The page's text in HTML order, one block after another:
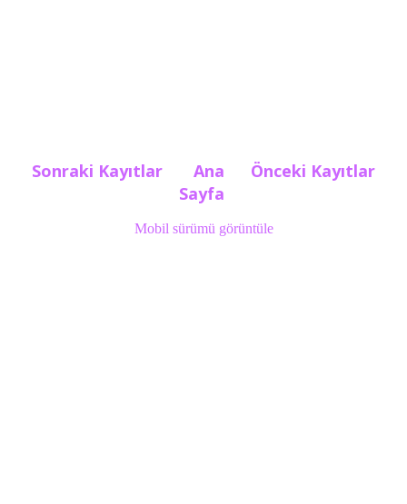
Sonraki Kayıtlar Önceki Kayıtlar
Ana
Sayfa
Mobil sürümü görüntüle